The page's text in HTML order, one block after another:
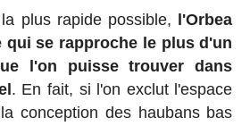
plus rapide possible,
l'Orbea
qui se rapproche le plus d'un
l'on puisse trouver dans
. En fait, si l'on exclut l'espace
conception des haubans bas